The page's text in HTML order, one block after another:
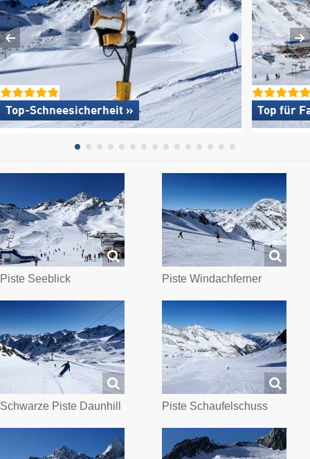
Top-Schneesicherheit » Top für
Piste Seeblick Piste Windachferner
Schwarze Piste Daunhill Piste Schaufelschuss